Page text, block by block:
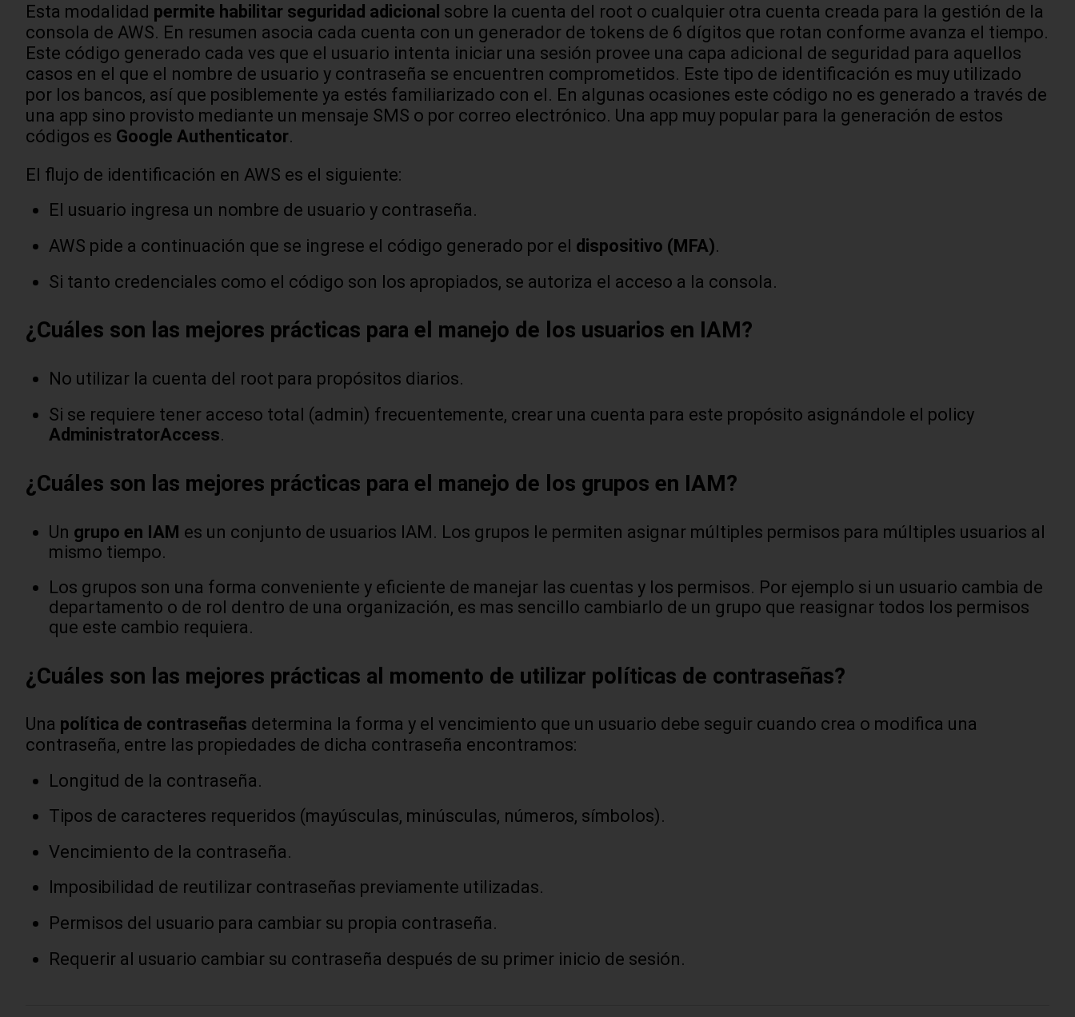
Esta modalidad permite habilitar seguridad adicional sobre la cuenta del root o cualquier otra cuenta creada para la gestión de la
consola de AWS. En resumen asocia cada cuenta con un generador de tokens de 6 dígitos que rotan conforme avanza el tiempo.
Este código generado cada ves que el usuario intenta iniciar una sesión provee una capa adicional de seguridad para aquellos
casos en el que el nombre de usuario y contraseña se encuentren comprometidos. Este tipo de identificación es muy utilizado
por los bancos, así que posiblemente ya estés familiarizado con el. En algunas ocasiones este código no es generado a través de
una app sino provisto mediante un mensaje SMS o por correo electrónico. Una app muy popular para la generación de estos
códigos es Google Authenticator.
El flujo de identificación en AWS es el siguiente:
El usuario ingresa un nombre de usuario y contraseña.
AWS pide a continuación que se ingrese el código generado por el dispositivo (MFA).
Si tanto credenciales como el código son los apropiados, se autoriza el acceso a la consola.
¿Cuáles son las mejores prácticas para el manejo de los usuarios en IAM?
No utilizar la cuenta del root para propósitos diarios.
Si se requiere tener acceso total (admin) frecuentemente, crear una cuenta para este propósito asignándole el policy
AdministratorAccess.
¿Cuáles son las mejores prácticas para el manejo de los grupos en IAM?
Un grupo en IAM es un conjunto de usuarios IAM. Los grupos le permiten asignar múltiples permisos para múltiples usuarios al
mismo tiempo.
Los grupos son una forma conveniente y eficiente de manejar las cuentas y los permisos. Por ejemplo si un usuario cambia de
departamento o de rol dentro de una organización, es mas sencillo cambiarlo de un grupo que reasignar todos los permisos
que este cambio requiera.
¿Cuáles son las mejores prácticas al momento de utilizar políticas de contraseñas?
Una política de contraseñas determina la forma y el vencimiento que un usuario debe seguir cuando crea o modifica una
contraseña, entre las propiedades de dicha contraseña encontramos:
Longitud de la contraseña.
Tipos de caracteres requeridos (mayúsculas, minúsculas, números, símbolos).
Vencimiento de la contraseña.
Imposibilidad de reutilizar contraseñas previamente utilizadas.
Permisos del usuario para cambiar su propia contraseña.
Requerir al usuario cambiar su contraseña después de su primer inicio de sesión.